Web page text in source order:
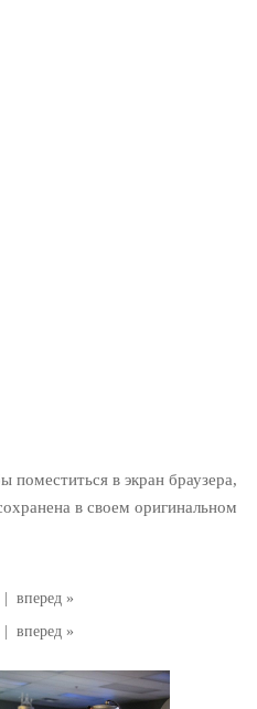
вперед »
вперед »
поместиться в экран браузера,
в своем оригинальном